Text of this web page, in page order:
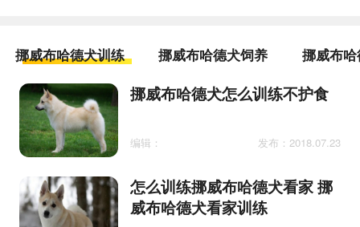
挪威布哈德犬训练 挪威布哈德犬饲养 挪威布
挪威布哈德犬怎么训练不护食
编辑： 发布：2018.07.23
怎么训练挪威布哈德犬看家 挪
威布哈德犬看家训练